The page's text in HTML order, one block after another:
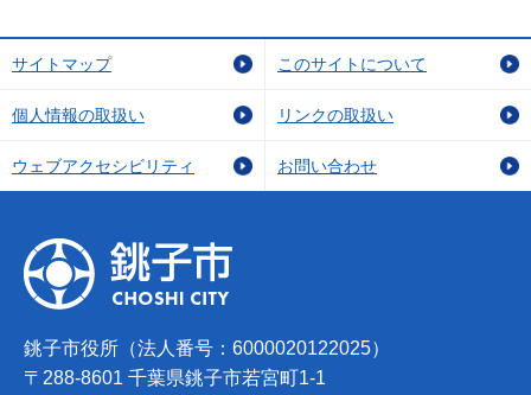
サイトマップ このサイトについて
個人情報の取扱い リンクの取扱い
ウェブアクセシビリティ お問い合わせ
銚子市役所（法人番号：6000020122025）
〒288-8601 千葉県銚子市若宮町1-1